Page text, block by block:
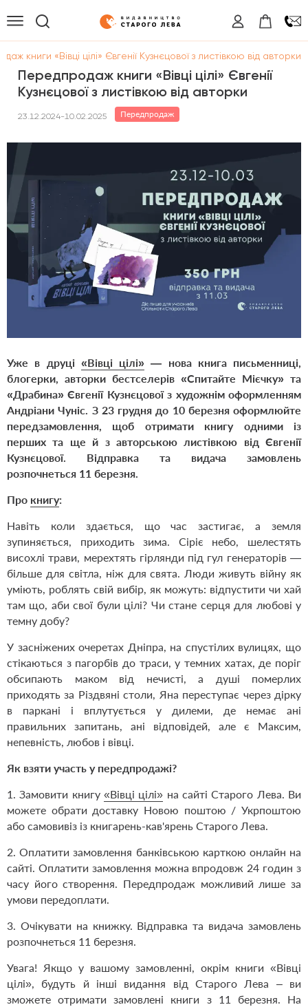
книги «Вівці цілі» Євгенії Кузнєцової з листівкою від авторки
Передпродаж книги «Вівці цілі» Євгенії
Кузнєцової з листівкою від авторки
23.12.2024-10.02.2025 Передпродаж
Уже в друці «Вівці цілі» — нова книга письменниці,
блогерки, авторки бестселерів «Спитайте Мієчку» та
«Драбина» Євгенії Кузнєцової з художнім оформленням
Андріани Чуніс. З 23 грудня до 10 березня оформлюйте
передзамовлення, щоб отримати книгу одними із
перших та ще й з авторською листівкою від Євгенії
Кузнєцової. Відправка та видача замовлень
розпочнеться 11 березня.
Про книгу:
Навіть коли здається, що час застигає, а земля
зупиняється, приходить зима. Сіріє небо, шелестять
висохлі трави, мерехтять гірлянди під гул генераторів —
більше для світла, ніж для свята. Люди живуть війну як
уміють, роблять свій вибір, як можуть: відпустити чи хай
там що, аби свої були цілі? Чи стане серця для любові у
темну добу?
У засніжених очеретах Дніпра, на спустілих вулицях, що
стікаються з пагорбів до траси, у темних хатах, де поріг
обсипають маком від нечисті, а душі померлих
приходять за Різдвяні столи, Яна переступає через дірку
в паркані і вплутується у дилеми, де немає ані
правильних запитань, ані відповідей, але є Максим,
непевність, любов і вівці.
Як взяти участь у передпродажі?
1. Замовити книгу «Вівці цілі» на сайті Старого Лева. Ви
можете обрати доставку Новою поштою / Укрпоштою
або самовивіз із книгарень-кав'ярень Старого Лева.
2. Оплатити замовлення банківською карткою онлайн на
сайті. Оплатити замовлення можна впродовж 24 годин з
часу його створення. Передпродаж можливий лише за
умови передоплати.
3. Очікувати на книжку. Відправка та видача замовлень
розпочнеться 11 березня.
Увага! Якщо у вашому замовленні, окрім книги «Вівці
цілі», будуть й інші видання від Старого Лева – ви
зможете отримати замовлені книги з 11 березня. На